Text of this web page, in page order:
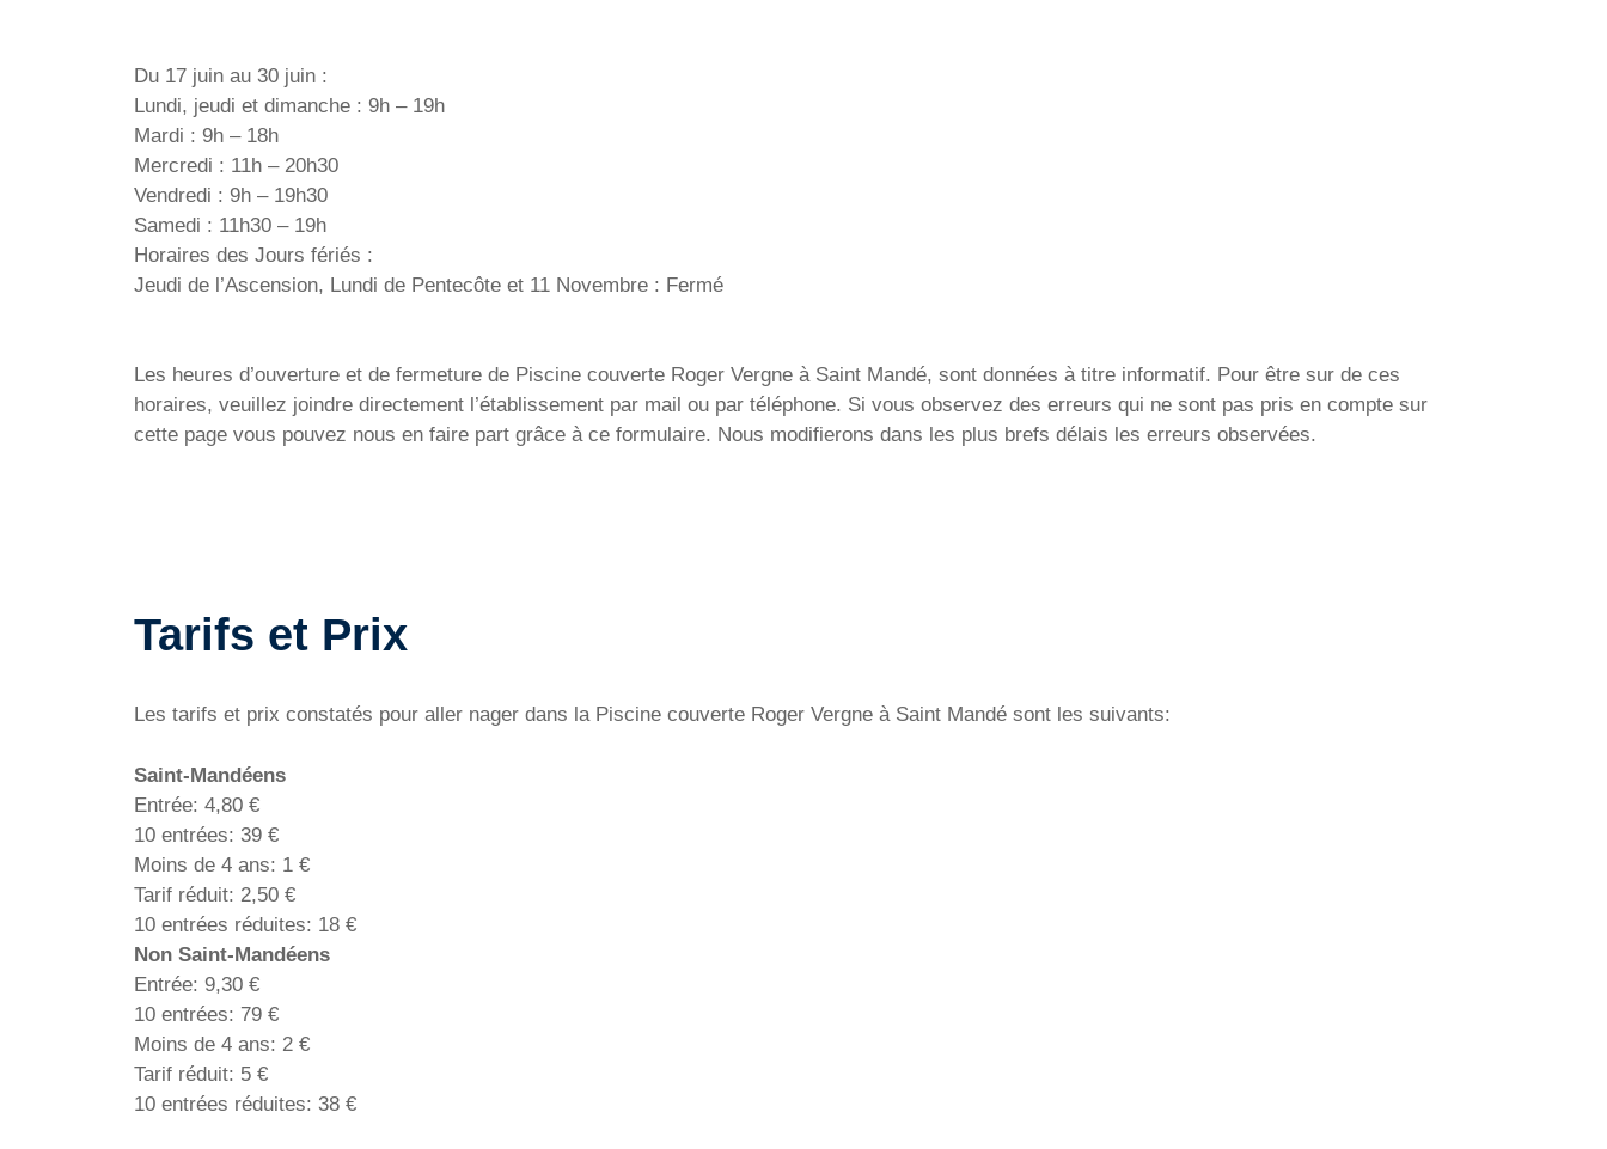
Du 17 juin au 30 juin :
Lundi, jeudi et dimanche : 9h – 19h
Mardi : 9h – 18h
Mercredi : 11h – 20h30
Vendredi : 9h – 19h30
Samedi : 11h30 – 19h
Horaires des Jours fériés :
Jeudi de l’Ascension, Lundi de Pentecôte et 11 Novembre : Fermé
Les heures d’ouverture et de fermeture de Piscine couverte Roger Vergne à Saint Mandé, sont données à titre informatif. Pour être sur de ces
horaires, veuillez joindre directement l’établissement par mail ou par téléphone. Si vous observez des erreurs qui ne sont pas pris en compte sur
cette page vous pouvez nous en faire part grâce à ce formulaire. Nous modifierons dans les plus brefs délais les erreurs observées.
Tarifs et Prix
Les tarifs et prix constatés pour aller nager dans la Piscine couverte Roger Vergne à Saint Mandé sont les suivants:
Saint-Mandéens
Entrée: 4,80 €
10 entrées: 39 €
Moins de 4 ans: 1 €
Tarif réduit: 2,50 €
10 entrées réduites: 18 €
Non Saint-Mandéens
Entrée: 9,30 €
10 entrées: 79 €
Moins de 4 ans: 2 €
Tarif réduit: 5 €
10 entrées réduites: 38 €